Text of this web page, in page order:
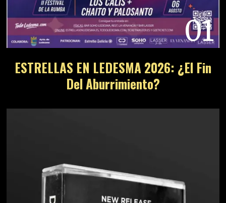
01
ESTRELLAS EN LEDESMA 2026: ¿El Fin
Del Aburrimiento?